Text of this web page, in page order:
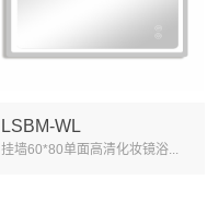
LSBM-WL
挂墙60*80单面高清化妆镜浴...